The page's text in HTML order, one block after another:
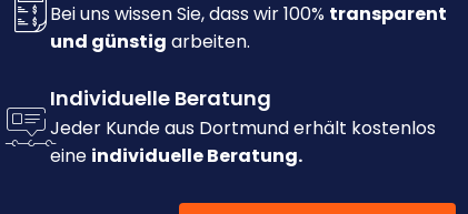
Bei uns wissen Sie, dass wir 100% transparent
und günstig arbeiten.
Individuelle Beratung
Jeder Kunde aus Dortmund erhält kostenlos
eine individuelle Beratung.